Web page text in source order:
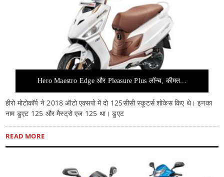
Hero Maestro Edge और Pleasure Plus लॉन्च, कीमत...
हीरो मोटोकॉर्प ने 2018 ऑटो एक्सपो में दो 125सीसी स्कूटर्स शोकेस किए थे। इनका
नाम डुएट 125 और मैस्ट्रो एज 125 था। डुएट
READ MORE